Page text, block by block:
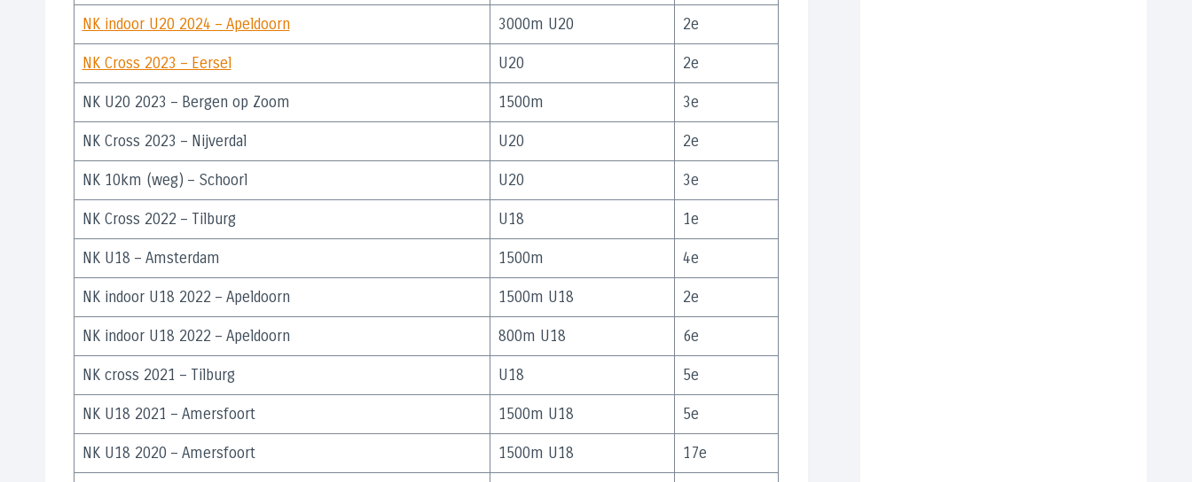
NK indoor U20 2024 – Apeldoorn 3000m U20 2e
NK Cross 2023 – Eersel U20 2e
NK U20 2023 – Bergen op Zoom 1500m 3e
NK Cross 2023 – Nijverdal U20 2e
NK 10km (weg) – Schoorl U20 3e
NK Cross 2022 – Tilburg U18 1e
NK U18 – Amsterdam 1500m 4e
NK indoor U18 2022 – Apeldoorn 1500m U18 2e
NK indoor U18 2022 – Apeldoorn 800m U18 6e
NK cross 2021 – Tilburg U18 5e
NK U18 2021 – Amersfoort 1500m U18 5e
NK U18 2020 – Amersfoort 1500m U18 17e